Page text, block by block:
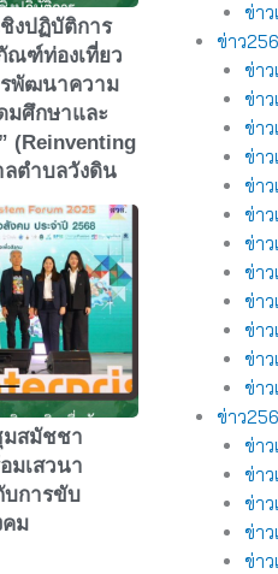
งปฏิบัติการ
ณฑ์ท่องเที่ยว
รพัฒนาความ
มศึกษาและ
(Reinventing
ตำบลวังดิน
มสมัชชา
มเสวนา
การขับ
คม
ข่า
ข่าว
ข่า
ข่า
ข่า
ข่า
ข่า
ข่า
ข่า
ข่า
ข่า
ข่า
ข่า
ข่า
ข่าว
ข่า
ข่า
ข่า
ข่า
ข่า